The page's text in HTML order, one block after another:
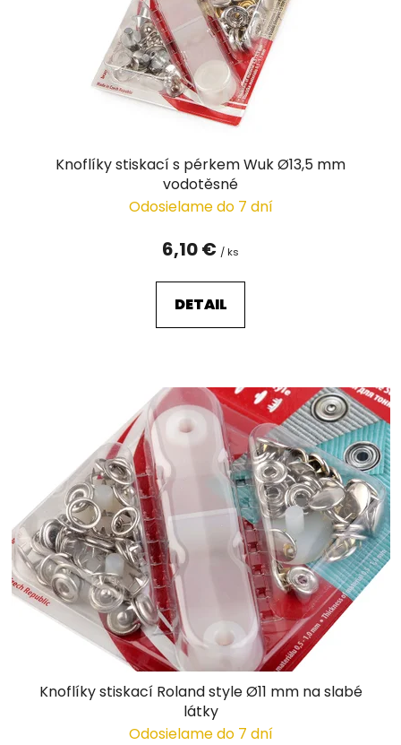
Knoflíky stiskací s pérkem Wuk Ø13,5 mm
vodotěsné
Odosielame do 7 dní
6,10 € / ks
DETAIL
Knoflíky stiskací Roland style Ø11 mm na slabé
látky
Odosielame do 7 dní